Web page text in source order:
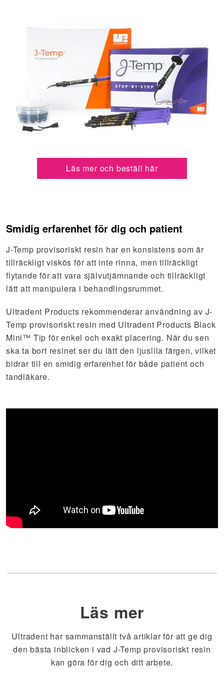
Läs mer och beställ här
Smidig erfarenhet för dig och patient
J-Temp provisoriskt resin har en konsistens som är
tillräckligt viskös för att inte rinna, men tillräckligt
flytande för att vara självutjämnande och tillräckligt
lätt att manipulera i behandlingsrummet.
Ultradent Products rekommenderar användning av J-
Temp provisoriskt resin med Ultradent Products Black
Mini™ Tip för enkel och exakt placering. När du sen
ska ta bort resinet ser du lätt den ljuslila färgen, vilket
bidrar till en smidig erfarenhet för både patient och
tandläkare.
Läs mer
Ultradent har sammanställt två artiklar för att ge dig
den bästa inblicken i vad J-Temp provisoriskt resin
kan göra för dig och ditt arbete.